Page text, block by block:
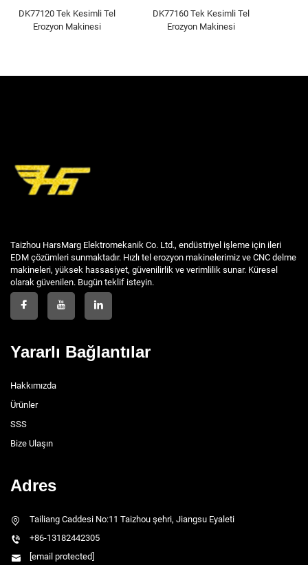
DK77120 Tek Kesimli Tel
Erozyon Makinesi
DK77160 Tek Kesimli Tel
Erozyon Makinesi
Taizhou HarsMarg Elektromekanik Co. Ltd., endüstriyel işleme için ileri
EDM çözümleri sunmaktadır. Hızlı tel erozyon makinelerimiz ve CNC delme
makineleri, yüksek hassasiyet, güvenilirlik ve verimlilik sunar. Küresel
olarak güvenilen. Bugün teklif isteyin.
Yararlı Bağlantılar
Hakkımızda
Ürünler
SSS
Bize Ulaşın
Adres
Tailiang Caddesi No:11 Taizhou şehri, Jiangsu Eyaleti
+86-13182442305
[email protected]